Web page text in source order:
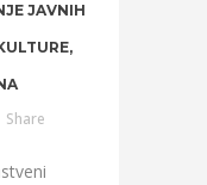
JAVNIH
Share